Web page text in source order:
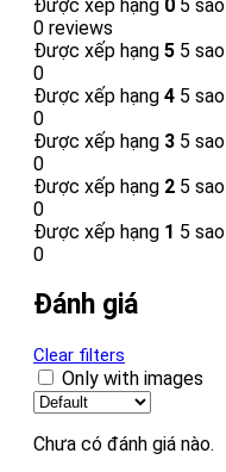
Được xếp hạng 0 5 sao
0 reviews
Được xếp hạng 5 5 sao
0
Được xếp hạng 4 5 sao
0
Được xếp hạng 3 5 sao
0
Được xếp hạng 2 5 sao
0
Được xếp hạng 1 5 sao
0
Đánh giá
Clear filters
Only with images
Chưa có đánh giá nào.